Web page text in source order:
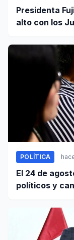
Presidenta
alto con los
POLÍTICA
El 24 de
políticos y